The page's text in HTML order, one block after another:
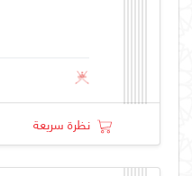
نظرة سريعة